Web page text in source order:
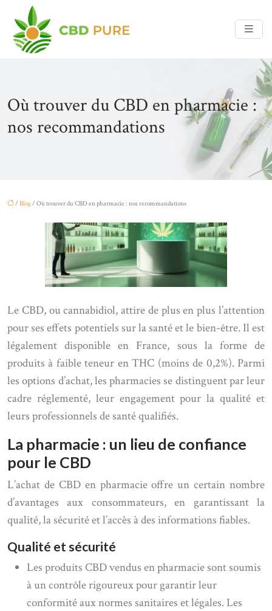
Où trouver du CBD en pharmacie :
nos recommandations
/ Blog/ Où trouver du CBD en pharmacie : nos recommandations
Le CBD, ou cannabidiol, attire de plus en plus l’attention
pour ses effets potentiels sur la santé et le bien-être. Il est
légalement disponible en France, sous la forme de
produits à faible teneur en THC (moins de 0,2%). Parmi
les options d’achat, les pharmacies se distinguent par leur
cadre réglementé, leur engagement pour la qualité et
leurs professionnels de santé qualifiés.
La pharmacie : un lieu de confiance
pour le CBD
L’achat de CBD en pharmacie offre un certain nombre
d’avantages aux consommateurs, en garantissant la
qualité, la sécurité et l’accès à des informations fiables.
Qualité et sécurité
Les produits CBD vendus en pharmacie sont soumis
à un contrôle rigoureux pour garantir leur
conformité aux normes sanitaires et légales. Les